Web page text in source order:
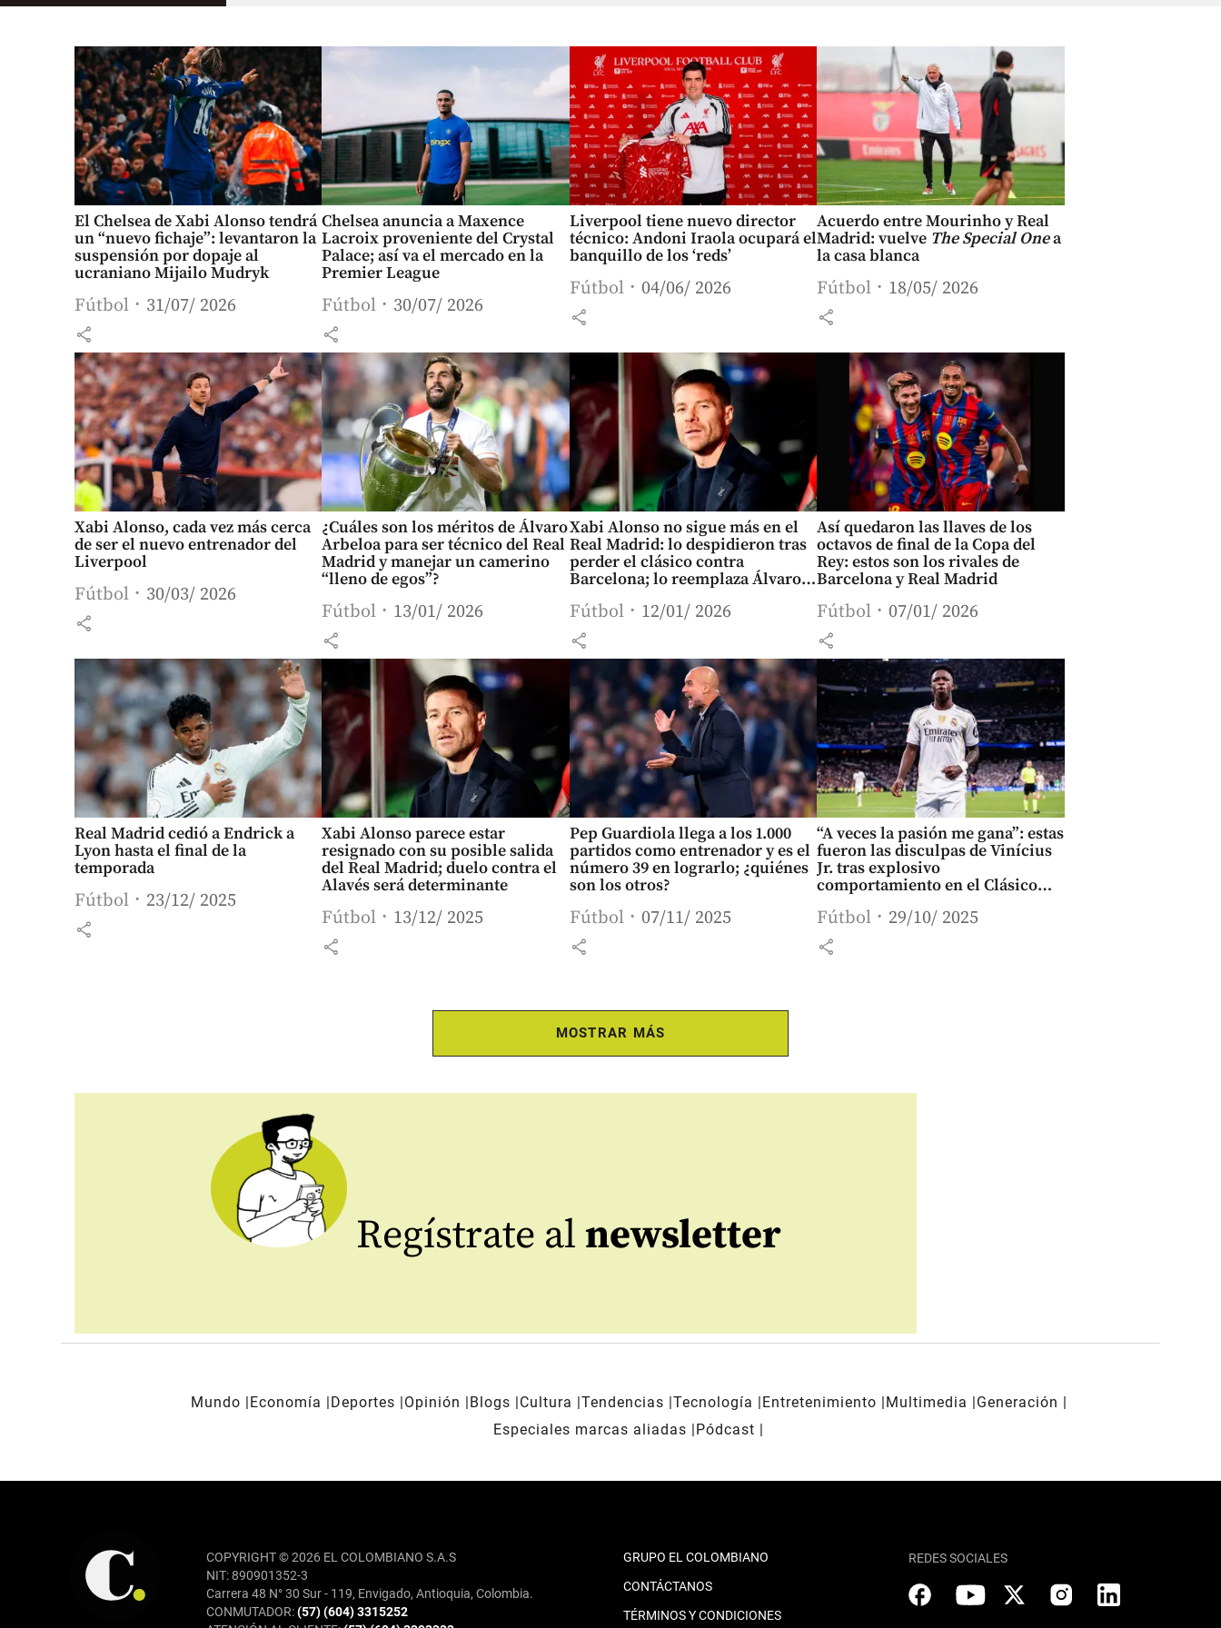
El Chelsea de Xabi Alonso tendrá
un “nuevo fichaje”: levantaron la
suspensión por dopaje al
ucraniano Mijailo Mudryk
Fútbol 31/07/ 2026
share
Chelsea anuncia a Maxence
Lacroix proveniente del Crystal
Palace; así va el mercado en la
Premier League
Fútbol 30/07/ 2026
share
Liverpool tiene nuevo director
técnico: Andoni Iraola ocupará el
banquillo de los ‘reds’
Fútbol 04/06/ 2026
share
Acuerdo entre Mourinho y Real
Madrid: vuelve The Special Onea
la casa blanca
Fútbol 18/05/ 2026
share
Xabi Alonso, cada vez más cerca
de ser el nuevo entrenador del
Liverpool
Fútbol 30/03/ 2026
share
¿Cuáles son los méritos de Álvaro
Arbeloa para ser técnico del Real
Madrid y manejar un camerino
“lleno de egos”?
Fútbol 13/01/ 2026
share
Xabi Alonso no sigue más en el
Real Madrid: lo despidieron tras
perder el clásico contra
Barcelona; lo reemplaza Álvaro
Fútbol 12/01/ 2026
share
Así quedaron las llaves de los
octavos de final de la Copa del
Rey: estos son los rivales de
Barcelona y Real Madrid
Fútbol 07/01/ 2026
share
Real Madrid cedió a Endrick a
Lyon hasta el final de la
temporada
Fútbol 23/12/ 2025
share
Xabi Alonso parece estar
resignado con su posible salida
del Real Madrid; duelo contra el
Alavés será determinante
Fútbol 13/12/ 2025
share
Pep Guardiola llega a los 1.000
partidos como entrenador y es el
número 39 en lograrlo; ¿quiénes
son los otros?
Fútbol 07/11/ 2025
share
“A veces la pasión me gana”: estas
fueron las disculpas de Vinícius
Jr. tras explosivo
comportamiento en el Clásico
Fútbol 29/10/ 2025
share
MOSTRAR MÁS
Regístrate al newsletter
Mundo Economía Deportes Opinión Blogs Cultura Tendencias Tecnología Entretenimiento Multimedia
Generación
Especiales marcas aliadas
Pódcast
COPYRIGHT © 2026 EL COLOMBIANO S.A.S
NIT: 890901352-3
Carrera 48 N° 30 Sur - 119, Envigado, Antioquia, Colombia.
CONMUTADOR:(57) (604) 3315252
GRUPO EL COLOMBIANO
CONTÁCTANOS
TÉRMINOS Y CONDICIONES
REDES SOCIALES